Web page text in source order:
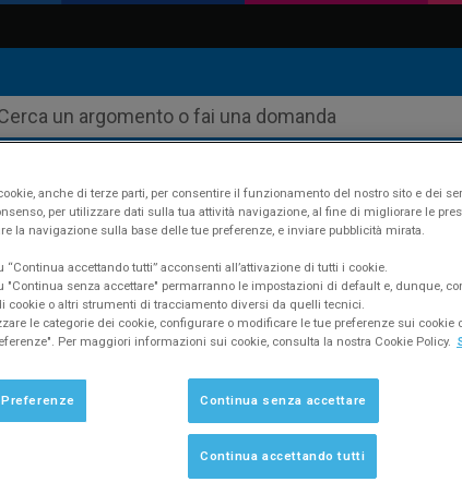
Supporto FAQ #596
Fatture in Cloud da più PC? I dati
anche di terze parti, per consentire il funzionamento del nostro sito e dei
per utilizzare dati sulla tua attività navigazione, al fine di migliorare le
la navigazione sulla base delle tue preferenze, e inviare pubblicità mirata.
“Continua accettando tutti” acconsenti all’attivazione di tutti i cookie.
"Continua senza accettare" permarranno le impostazioni di default e, dunque,
cookie o altri strumenti di tracciamento diversi da quelli tecnici.
le categorie dei cookie, configurare o modificare le tue preferenze sui cookie
Per maggiori informazioni sui cookie, consulta la nostra Cookie Policy.
Continua senza accettare
Continua accettando tutti